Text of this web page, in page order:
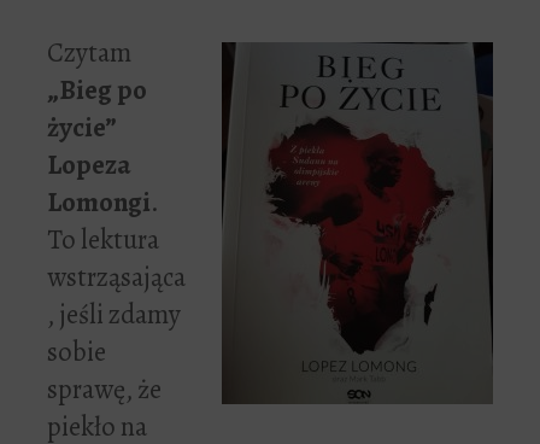
Czytam
„Bieg po
życie”
Lopeza
Lomongi.
To lektura
wstrząsająca
, jeśli zdamy
sobie
sprawę, że
piekło na